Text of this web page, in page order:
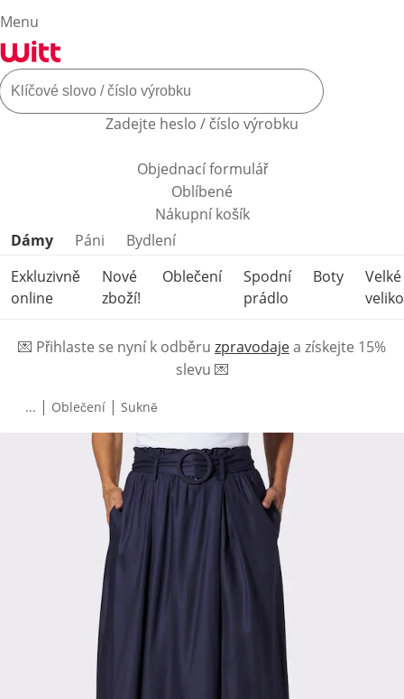
Menu
Zadejte heslo / číslo výrobku
Objednací formulář
Oblíbené
Nákupní košík
Přeskočit kategorie produktů
Dámy Páni
Bydlení
Exkluzivně
online
Nové
zboží!
Oblečení
Spodní
prádlo
Boty
Velké
💌 Přihlaste se nyní k odběru zpravodajea získejte 15%
slevu 💌
... | Oblečení | Sukně